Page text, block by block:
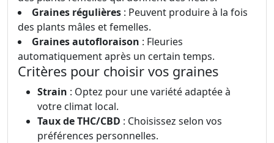
Graines régulières : Peuvent produire à la fois
des plants mâles et femelles.
Graines autofloraison : Fleuries
automatiquement après un certain temps.
Critères pour choisir vos graines
Strain : Optez pour une variété adaptée à
votre climat local.
Taux de THC/CBD : Choisissez selon vos
préférences personnelles.